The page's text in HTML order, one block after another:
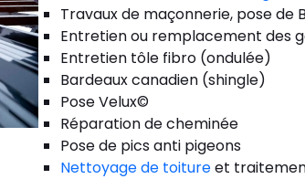
Travaux de maçonnerie, pose de
Entretien ou remplacement des
Entretien tôle fibro (ondulée)
Bardeaux canadien (shingle)
Pose Velux©
Réparation de cheminée
Pose de pics anti pigeons
Nettoyage de toitureet